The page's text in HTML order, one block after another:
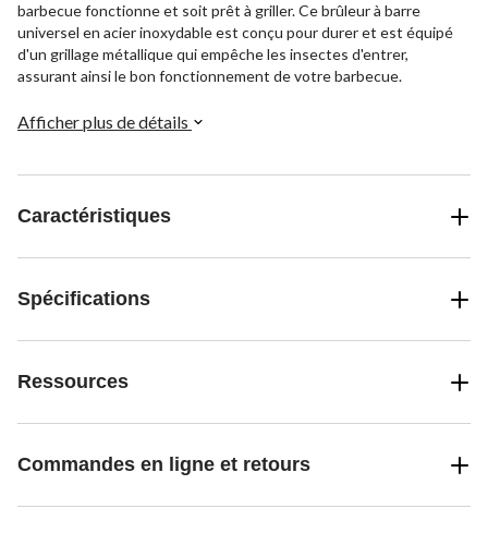
barbecue fonctionne et soit prêt à griller. Ce brûleur à barre
universel en acier inoxydable est conçu pour durer et est équipé
d'un grillage métallique qui empêche les insectes d'entrer,
assurant ainsi le bon fonctionnement de votre barbecue.
Afficher plus de détails
Caractéristiques
Spécifications
Ressources
Commandes en ligne et retours